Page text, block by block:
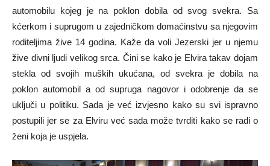
automobilu kojeg je na poklon dobila od svog svekra. Sa
kćerkom i suprugom u zajedničkom domaćinstvu sa njegovim
roditeljima žive 14 godina. Kaže da voli Jezerski jer u njemu
žive divni ljudi velikog srca. Čini se kako je Elvira takav dojam
stekla od svojih muških ukućana, od svekra je dobila na
poklon automobil a od supruga nagovor i odobrenje da se
uključi u politiku. Sada je već izvjesno kako su svi ispravno
postupili jer se za Elviru već sada može tvrditi kako se radi o
ženi koja je uspjela.